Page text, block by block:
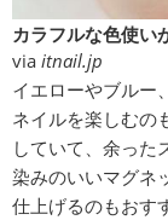
カラフルな色使い
via itnail.jp
イエローやブルー
ネイルを楽しむの
していて、余った
染みのいいマグネ
仕上げるのもおす